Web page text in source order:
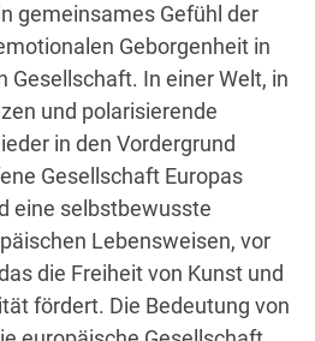
gemeinsames Gefühl der
Geborgenheit in
Gesellschaft. In einer Welt, in
und polarisierende
in den Vordergrund
Gesellschaft Europas
eine selbstbewusste
Lebensweisen, vor
die Freiheit von Kunst und
fördert. Die Bedeutung von